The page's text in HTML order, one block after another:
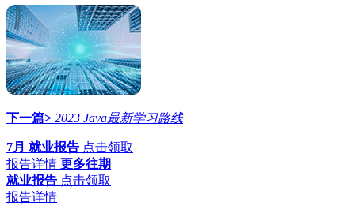
下一篇> 2023 Java最新学习路线
7月 就业报告 点击领取
报告详情 更多往期
就业报告 点击领取
报告详情